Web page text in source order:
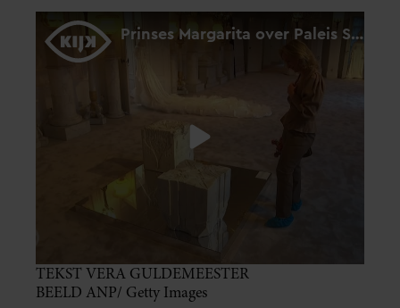
TEKST VERA GULDEMEESTER
BEELD ANP/ Getty Images